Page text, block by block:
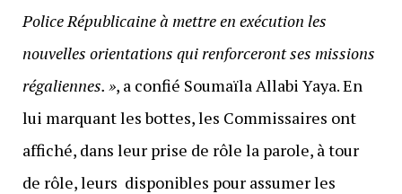
Police Républicaine à mettre en exécution les
nouvelles orientations qui renforceront ses missions
régaliennes. », a confié Soumaïla Allabi Yaya. En
lui marquant les bottes, les Commissaires ont
affiché, dans leur prise de rôle la parole, à tour
de rôle, leurs disponibles pour assumer les